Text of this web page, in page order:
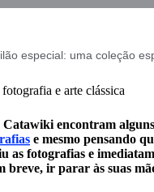
especial: uma coleção
e arte clássica
Catawiki encontram
e mesmo pensando
as fotografias e
breve, ir parar às suas